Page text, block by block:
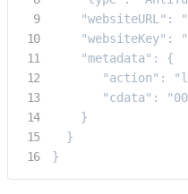
"websiteURL":
"websiteKey":
    "metadata": {
"action":
"cdata":
    }
  }
}